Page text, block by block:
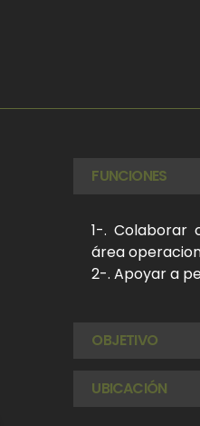
FUNCIONES
1-. Colaborar
área
2-. Apoyar a
OBJETIVO
UBICACIÓN